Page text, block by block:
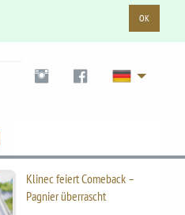
OK
Klinec feiert Comeback –
Pagnier überrascht